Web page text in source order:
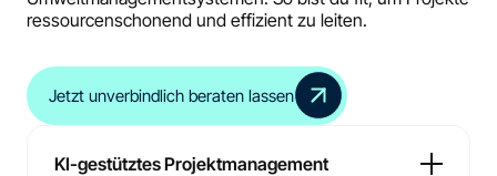
ressourcenschonend und effizient zu leiten.
Jetzt unverbindlich beraten lassen
KI-gestütztes Projektmanagement